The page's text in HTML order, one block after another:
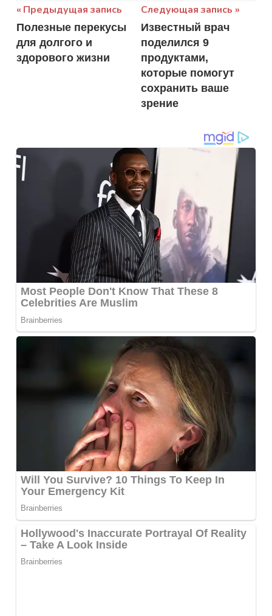
Навигация
по
записям
Предыдущая запись
Полезные перекусы
для долгого и
здорового жизни
Следующая запись
Известный врач
поделился 9
продуктами,
которые помогут
сохранить ваше
зрение